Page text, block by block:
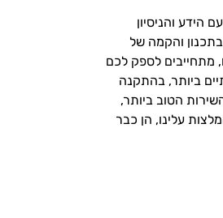
הידע והניסיון
והקמה של
מתחייבים לספק לכם
ביותר, בהתקנה
הטוב ביותר,
עלינו, הן כבר